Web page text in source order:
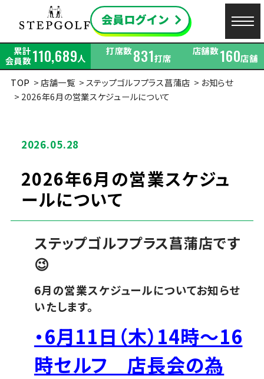
累計
会員数110,689人
打席数831打席
店舗数160店舗
TOP
店舗一覧 ステップゴルフプラス菖蒲店
お知らせ
2026年6月の営業スケジュールについて
2026.05.28
2026年6月の営業スケジュ
ールについて
ステップゴルフプラス菖蒲店です
😉
6月の営業スケジュールについてお知らせ
いたします。
・6月11日（木）14時～16
時セルフ 店長会の為